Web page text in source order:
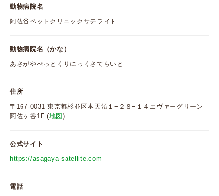
動物病院名
阿佐谷ペットクリニックサテライト
動物病院名（かな）
あさがやぺっとくりにっくさてらいと
住所
〒167-0031 東京都杉並区本天沼１−２８−１４エヴァーグリーン
阿佐ヶ谷1F (地図)
公式サイト
https://asagaya-satellite.com
電話